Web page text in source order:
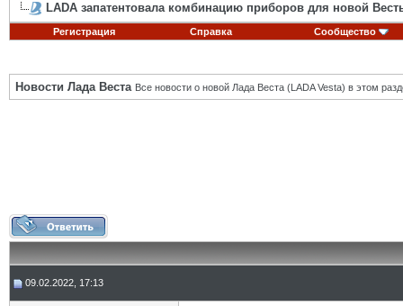
LADA запатентовала комбинацию приборов для новой
Регистрация Справка Сообщество
Новости Лада Веста Все новости о новой Лада Веста (LADA Vesta) в этом
09.02.2022, 17:13